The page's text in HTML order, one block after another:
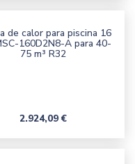
de calor para piscina 16
160D2N8-A para 40-
75 m³ R32
Precio
2.924,09 €